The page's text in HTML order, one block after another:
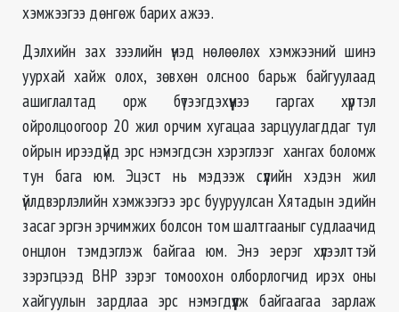
хэмжээгээ дөнгөж барих ажээ.
Дэлхийн зах зээлийн үнэд нөлөөлөх хэмжээний шинэ
уурхай хайж олох, зөвхөн олсноо барьж байгуулаад
ашиглалтад орж бүтээгдэхүүнээ гаргах хүртэл
ойролцоогоор 20 жил орчим хугацаа зарцуулагддаг тул
ойрын ирээдүйд эрс нэмэгдсэн хэрэглээг хангах боломж
тун бага юм. Эцэст нь мэдээж сүүлийн хэдэн жил
үйлдвэрлэлийн хэмжээгээ эрс бууруулсан Хятадын эдийн
засаг эргэн эрчимжих болсон том шалтгааныг судлаачид
онцлон тэмдэглэж байгаа юм. Энэ эерэг хүлээлттэй
зэрэгцээд BHP зэрэг томоохон олборлогчид ирэх оны
хайгуулын зардлаа эрс нэмэгдүүлж байгаагаа зарлаж